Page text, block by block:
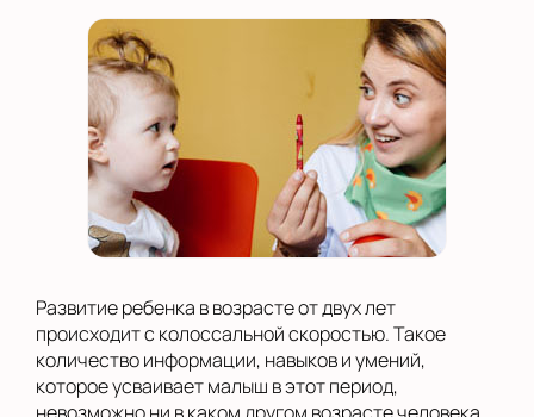
Развитие ребенка в возрасте от двух лет
происходит с колоссальной скоростью. Такое
количество информации, навыков и умений,
которое усваивает малыш в этот период,